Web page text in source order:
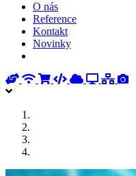
O nás
Reference
Kontakt
Novinky